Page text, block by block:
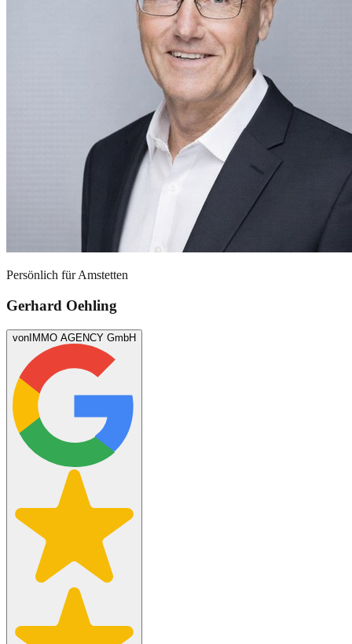
Persönlich fürAmstetten
Gerhard Oehling
vonIMMO AGENCY GmbH